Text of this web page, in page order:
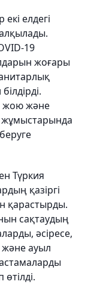
елдегі
19
жоғары
жою және
жұмыстарында
Түркия
қазіргі
қарастырды.
сақтаудың
әсіресе,
ауыл